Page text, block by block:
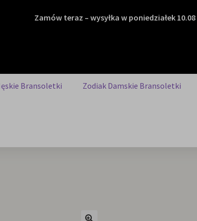
Zamów teraz – wysyłka w poniedziałek 10.08
Bransoletki Zodiak Damskie Bransoletki